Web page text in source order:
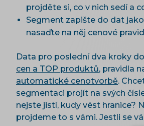
projděte si, co v nich sedí a
Segment zapište do dat
nasaďte na něj cenové
Data pro poslední dva kroky
cen a TOP produktů, pravidla
automatické cenotvorbě.
segmentaci projít na svých
nejste jistí, kudy vést hranice?
projdeme to s vámi. Jestli se